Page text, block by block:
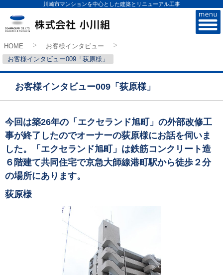
川崎市マンションを中心とした建築とリニューアル工事
HOME >お客様インタビュー
お客様インタビュー009「荻原様」
お客様インタビュー009「荻原様」
今回は築26年の「エクセランド旭町」の外部改修工
事が終了したのでオーナーの荻原様にお話を伺いま
した。「エクセランド旭町」は鉄筋コンクリート造
６階建て共同住宅で京急大師線港町駅から徒歩２分
の場所にあります。
荻原様